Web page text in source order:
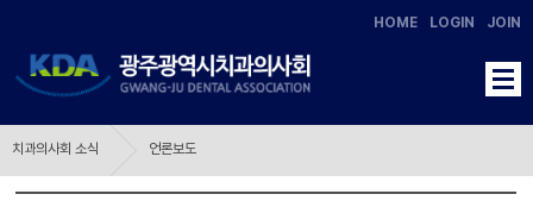
HOME LOGIN JOIN
치과의사회 소식 언론보도